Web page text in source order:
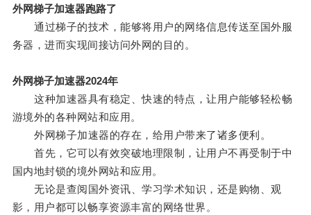
外网梯子加速器跑路了
通过梯子的技术，能够将用户的网络信息传送至国外服
务器，进而实现间接访问外网的目的。
外网梯子加速器2024年
这种加速器具有稳定、快速的特点，让用户能够轻松畅
游境外的各种网站和应用。
外网梯子加速器的存在，给用户带来了诸多便利。
首先，它可以有效突破地理限制，让用户不再受制于中
国内地封锁的境外网站和应用。
无论是查阅国外资讯、学习学术知识，还是购物、观
影，用户都可以畅享资源丰富的网络世界。